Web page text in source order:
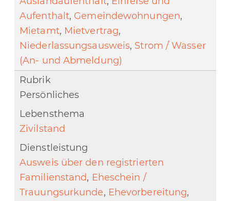
Aufenthalt, Gemeindewohnungen,
Mietamt, Mietvertrag,
Niederlassungsausweis, Strom / Wasser
(An- und Abmeldung)
Persönliches
Zivilstand
Ausweis über den registrierten
Familienstand, Eheschein /
Trauungsurkunde, Ehevorbereitung,